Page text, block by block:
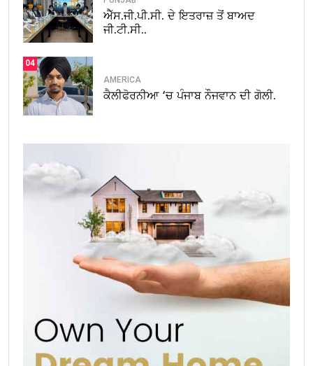
ਐੱਸ.ਜੀ.ਪੀ.ਸੀ. ਦੇ ਇਤਰਾਜ਼ ਤੋਂ ਬਾਅਦ
ਜੀ.ਟੀ.ਸੀ..
04
AMERICA
ਕੈਲੀਫੋਰਨੀਆ ‘ਚ ਪੰਜਾਬ ਨੌਜਵਾਨ ਦੀ ਗੋਲੀ.